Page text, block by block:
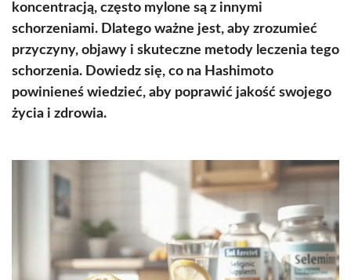
koncentracją, często mylone są z innymi
schorzeniami. Dlatego ważne jest, aby zrozumieć
przyczyny, objawy i skuteczne metody leczenia tego
schorzenia. Dowiedz się, co na Hashimoto
powinieneś wiedzieć, aby poprawić jakość swojego
życia i zdrowia.